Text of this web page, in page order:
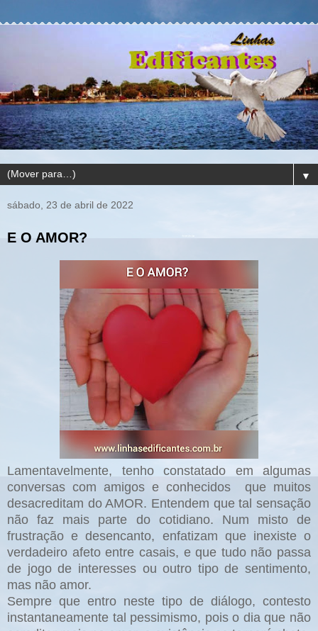
▼
sábado, 23 de abril de 2022
E O AMOR?
Lamentavelmente, tenho constatado em algumas
conversas com amigos e conhecidos que muitos
desacreditam do AMOR. Entendem que tal sensação
não faz mais parte do cotidiano. Num misto de
frustração e desencanto, enfatizam que inexiste o
verdadeiro afeto entre casais, e que tudo não passa
de jogo de interesses ou outro tipo de sentimento,
mas não amor.
Sempre que entro neste tipo de diálogo, contesto
instantaneamente tal pessimismo, pois o dia que não